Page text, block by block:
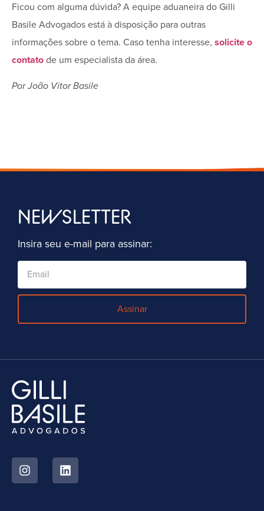
Ficou com alguma dúvida? A equipe aduaneira do Gilli
Basile Advogados está à disposição para outras
informações sobre o tema. Caso tenha interesse, solicite o
contato de um especialista da área.
Por João Vitor Basile
NEWSLETTER
Insira seu e-mail para assinar:
Assinar